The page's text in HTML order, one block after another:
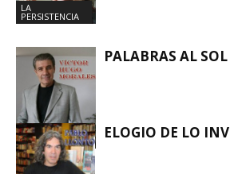
LA
PERSISTENCIA
LA
PERSISTENCIA
PALABRAS AL SOL
ELOGIO DE LO